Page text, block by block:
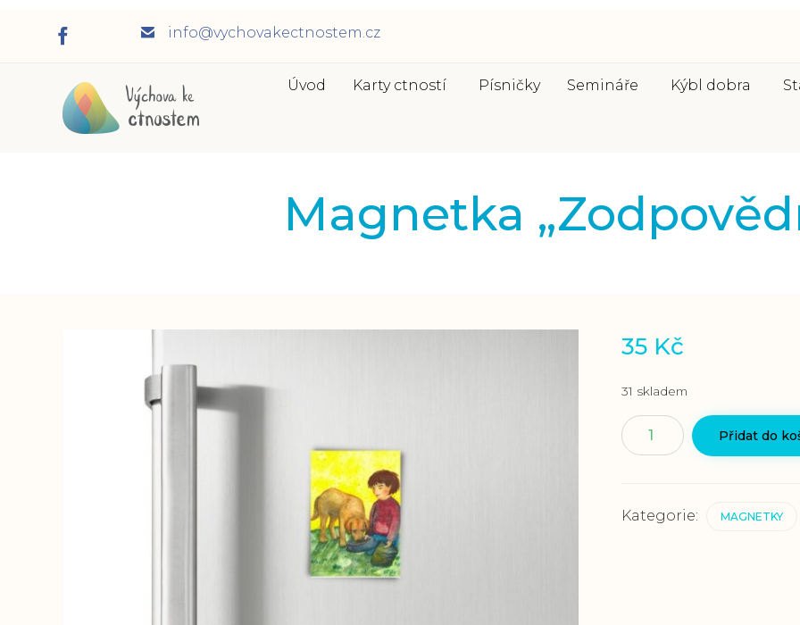
info@vychovakectnostem.cz
Úvod Karty ctností Písničky Semináře Kýbl dobra
Magnetka
35 Kč
31 skladem
Magnetka
"Zodpovědnost"
Přidat do
Kategorie: MAGNETKY